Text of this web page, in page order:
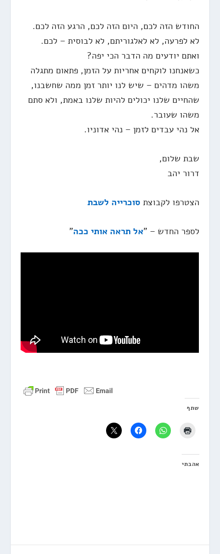
החודש הזה לכם, היום הזה לכם, הרגע הזה לכם.
לא לפרעה, לא לאלגוריתם, לא לבוסית – לכם.
ואתם יודעים מה הדבר הכי יפה?
כשאנחנו לוקחים אחריות על הזמן, פתאום מתגלה
משהו מדהים – שיש לנו יותר זמן ממה שחשבנו,
שהחיים שלנו יכולים להיות שלנו באמת, ולא סתם
משהו שעובר.
אל נהי עבדים לזמן – נהי אדוניו.
שבת שלום,
דרור יהב
הצטרפו לקבוצת סוכרייה לשבת
לספר החדש – "אל תראה אותי ככה"
שתף
אהבתי